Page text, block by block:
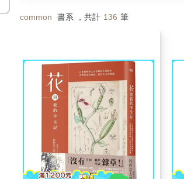
common 書系 ，共計 136 筆